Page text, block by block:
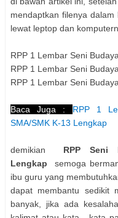
mendaptkan filenya
lewat leptop dan
RPP 1 Lembar Seni
RPP 1 Lembar Seni
RPP 1 Lembar Seni
Baca Juga : RPP 1
SMA/SMK K-13 Lengkap
demikian
RPP Seni
Lengkap
semoga
ibu guru yang
dapat membantu sedikit
banyak, jika ada